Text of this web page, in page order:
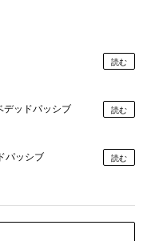
読む
デッドパッシブ 読む
パッシブ 読む